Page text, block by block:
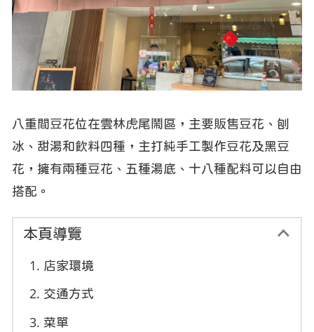
八重間豆花位在雲林虎尾鬧區，主要販售豆花、刨
冰、甜湯和飲料四種，主打純手工製作豆花及黑豆
花，擁有兩種豆花、五種湯底、十八種配料可以自由
搭配。
本頁導覽
店家環境
交通方式
菜單